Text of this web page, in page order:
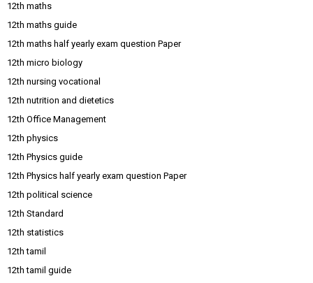
12th maths
12th maths guide
12th maths half yearly exam question Paper
12th micro biology
12th nursing vocational
12th nutrition and dietetics
12th Office Management
12th physics
12th Physics guide
12th Physics half yearly exam question Paper
12th political science
12th Standard
12th statistics
12th tamil
12th tamil guide